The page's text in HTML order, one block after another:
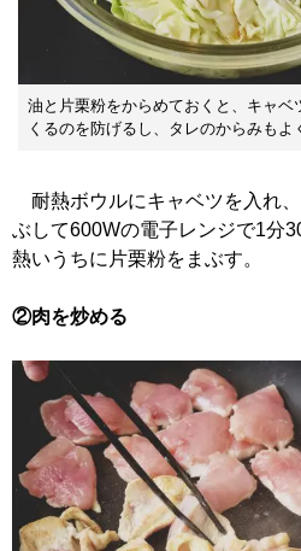
油と片栗粉をからめておくと、キャベ
くるのを防げるし、タレのからみもよ
耐熱ボウルにキャベツを入れ、
ぶして600Wの電子レンジで1分
熱いうちに片栗粉をまぶす。
②肉を炒める